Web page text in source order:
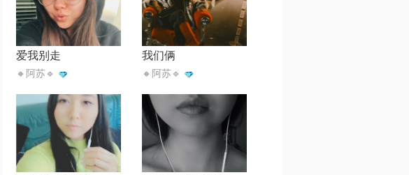
爱我别走
🔸阿苏🔹
我们俩
🔸阿苏🔹